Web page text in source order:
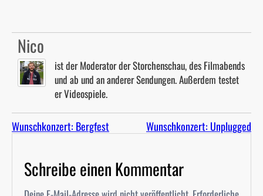
Nico
ist der Moderator der Storchenschau, des Filmabends
und ab und an anderer Sendungen. Außerdem testet
er Videospiele.
Wunschkonzert: Bergfest Wunschkonzert: Unplugged
Schreibe einen Kommentar